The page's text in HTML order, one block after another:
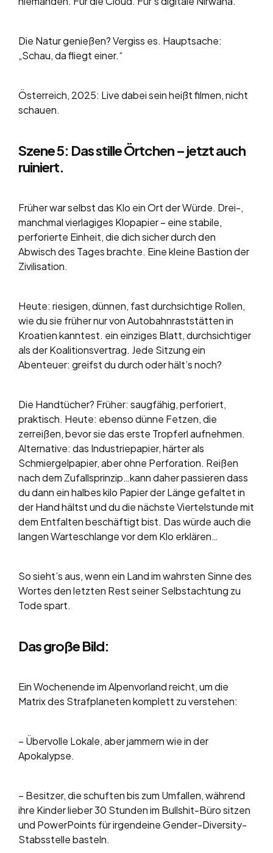
Die Natur genießen? Vergiss es. Hauptsache:
„Schau, da fliegt einer.“
Österreich, 2025: Live dabei sein heißt filmen, nicht
schauen.
Szene 5: Das stille Örtchen – jetzt auch
ruiniert.
Früher war selbst das Klo ein Ort der Würde. Drei-,
manchmal vierlagiges Klopapier – eine stabile,
perforierte Einheit, die dich sicher durch den
Abwisch des Tages brachte. Eine kleine Bastion der
Zivilisation.
Heute: riesigen, dünnen, fast durchsichtige Rollen,
wie du sie früher nur von Autobahnraststätten in
Kroatien kanntest. ein einziges Blatt, durchsichtiger
als der Koalitionsvertrag. Jede Sitzung ein
Abenteuer: greifst du durch oder hält’s noch?
Die Handtücher? Früher: saugfähig, perforiert,
praktisch. Heute: ebenso dünne Fetzen, die
zerreißen, bevor sie das erste Tropferl aufnehmen.
Alternative: das Industriepapier, härter als
Schmiergelpapier, aber ohne Perforation. Reißen
nach dem Zufallsprinzip…kann daher passieren dass
du dann ein halbes kilo Papier der Länge gefaltet in
der Hand hältst und du die nächste Viertelstunde mit
dem Entfalten beschäftigt bist. Das würde auch die
langen Warteschlange vor dem Klo erklären…
So sieht’s aus, wenn ein Land im wahrsten Sinne des
Wortes den letzten Rest seiner Selbstachtung zu
Tode spart.
Das große Bild:
Ein Wochenende im Alpenvorland reicht, um die
Matrix des Strafplaneten komplett zu verstehen:
– Übervolle Lokale, aber jammern wie in der
Apokalypse.
– Besitzer, die schuften bis zum Umfallen, während
ihre Kinder lieber 30 Stunden im Bullshit-Büro sitzen
und PowerPoints für irgendeine Gender-Diversity-
Stabsstelle basteln.